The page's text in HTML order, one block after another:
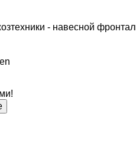
- навесной